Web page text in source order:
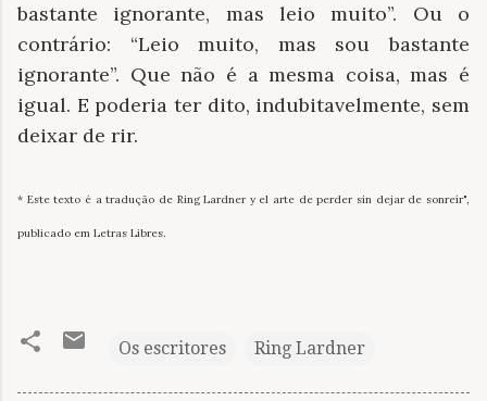
bastante ignorante, mas leio muito”. Ou o
contrário: “Leio muito, mas sou bastante
ignorante”. Que não é a mesma coisa, mas é
igual. E poderia ter dito, indubitavelmente, sem
deixar de rir.
* Este texto é a tradução de Ring Lardner y el arte de perder sin dejar de sonreír",
publicado em Letras Libres.
Os escritores Ring Lardner